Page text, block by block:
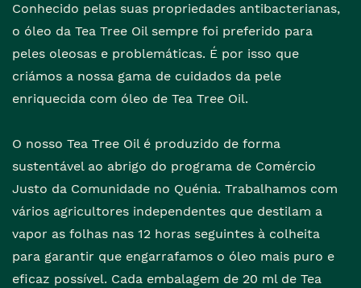
Conhecido pelas suas propriedades antibacterianas,
o óleo da Tea Tree Oil sempre foi preferido para
peles oleosas e problemáticas. É por isso que
criámos a nossa gama de cuidados da pele
enriquecida com óleo de Tea Tree Oil.
O nosso Tea Tree Oil é produzido de forma
sustentável ao abrigo do programa de Comércio
Justo da Comunidade no Quénia. Trabalhamos com
vários agricultores independentes que destilam a
vapor as folhas nas 12 horas seguintes à colheita
para garantir que engarrafamos o óleo mais puro e
eficaz possível. Cada embalagem de 20 ml de Tea